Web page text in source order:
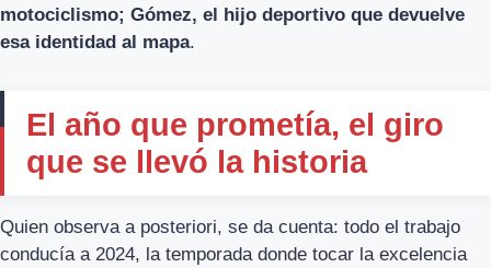
motociclismo; Gómez, el hijo deportivo que devuelve
esa identidad al mapa.
El año que prometía, el giro
que se llevó la historia
Quien observa a posteriori, se da cuenta: todo el trabajo
conducía a 2024, la temporada donde tocar la excelencia